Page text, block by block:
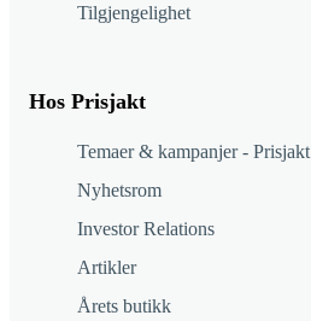
Tilgjengelighet
Hos Prisjakt
Temaer & kampanjer - Prisjakt
Nyhetsrom
Investor Relations
Artikler
Årets butikk